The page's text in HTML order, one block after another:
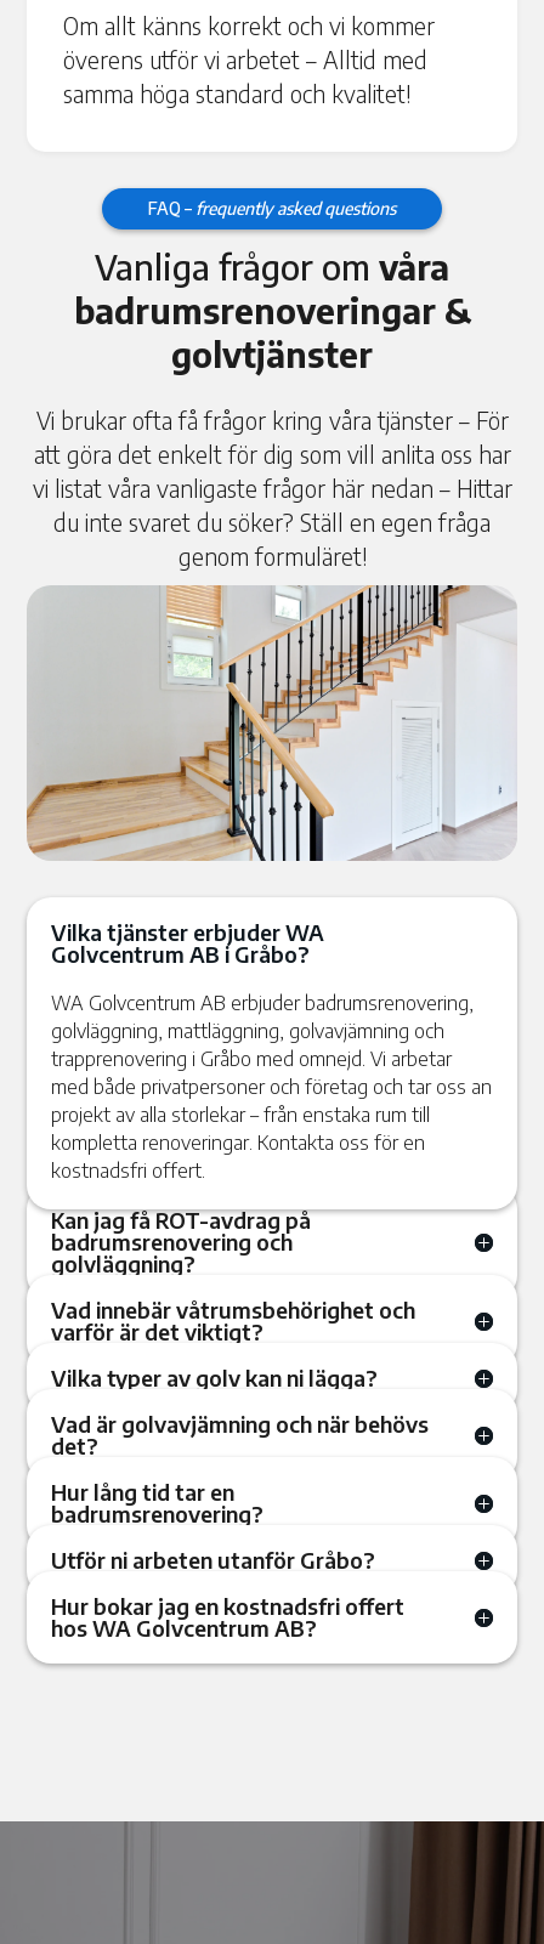
Om allt känns korrekt och vi kommer
överens utför vi arbetet – Alltid med
samma höga standard och kvalitet!
FAQ – frequently asked questions
Vanliga frågor om våra
badrumsrenoveringar &
golvtjänster
Vi brukar ofta få frågor kring våra tjänster – För
att göra det enkelt för dig som vill anlita oss har
vi listat våra vanligaste frågor här nedan – Hittar
du inte svaret du söker? Ställ en egen fråga
genom formuläret!
Vilka tjänster erbjuder WA
Golvcentrum AB i Gråbo?
WA Golvcentrum AB erbjuder badrumsrenovering,
golvläggning, mattläggning, golvavjämning och
trapprenovering i Gråbo med omnejd. Vi arbetar
med både privatpersoner och företag och tar oss an
projekt av alla storlekar – från enstaka rum till
kompletta renoveringar. Kontakta oss för en
kostnadsfri offert.
Kan jag få ROT-avdrag på
badrumsrenovering och
golvläggning?
Vad innebär våtrumsbehörighet och
varför är det viktigt?
Vilka typer av golv kan ni lägga?
Vad är golvavjämning och när behövs
det?
Hur lång tid tar en
badrumsrenovering?
Utför ni arbeten utanför Gråbo?
Hur bokar jag en kostnadsfri offert
hos WA Golvcentrum AB?